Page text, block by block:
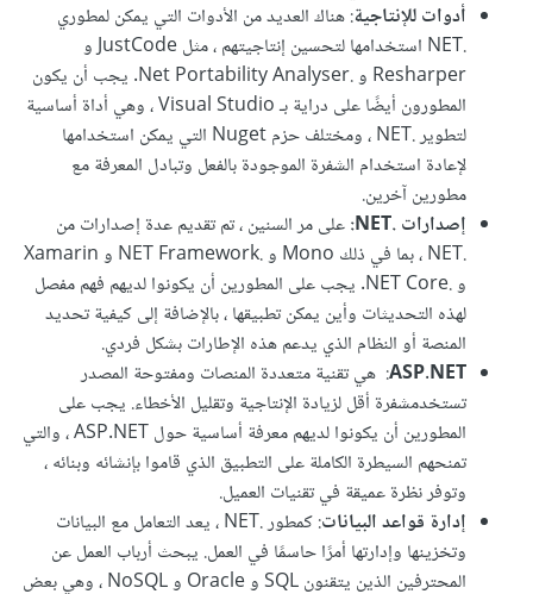
أدوات للإنتاجية: هناك العديد من الأدوات التي يمكن لمطوري
.NET استخدامها لتحسين إنتاجيتهم ، مثل JustCode و
Resharper و .Net Portability Analyser. يجب أن يكون
المطورون أيضًا على دراية بـ Visual Studio ، وهي أداة أساسية
لتطوير .NET ، ومختلف حزم Nuget التي يمكن استخدامها
لإعادة استخدام الشفرة الموجودة بالفعل وتبادل المعرفة مع
مطورين آخرين.
إصدارات .NET:
على مر السنين ، تم تقديم عدة إصدارات من
.NET ، بما في ذلك Mono و .NET Framework و Xamarin
و .NET Core. يجب على المطورين أن يكونوا لديهم فهم مفصل
لهذه التحديثات وأين يمكن تطبيقها ، بالإضافة إلى كيفية تحديد
المنصة أو النظام الذي يدعم هذه الإطارات بشكل فردي.
ASP.NET: هي تقنية متعددة المنصات ومفتوحة المصدر
تستخدمشفرة أقل لزيادة الإنتاجية وتقليل الأخطاء. يجب على
المطورين أن يكونوا لديهم معرفة أساسية حول ASP.NET ، والتي
تمنحهم السيطرة الكاملة على التطبيق الذي قاموا بإنشائه وبنائه ،
وتوفر نظرة عميقة في تقنيات العميل.
إدارة قواعد البيانات
: كمطور .NET ، يعد التعامل مع البيانات
وتخزينها وإدارتها أمرًا حاسمًا في العمل. يبحث أرباب العمل عن
المحترفين الذين يتقنون SQL و Oracle و NoSQL ، وهي بعض